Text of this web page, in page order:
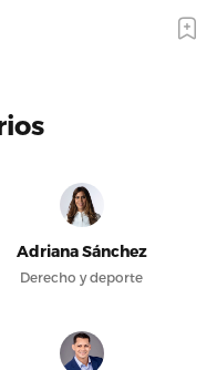
Adriana Sánchez
Derecho y deporte